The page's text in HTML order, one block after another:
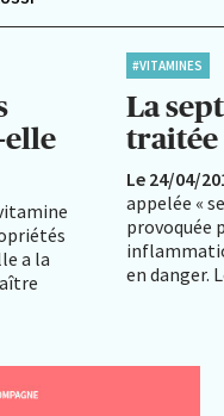
elle
a la
#VITAMINES
La
traitée
Le 24/04/
appelée «
provoquée
en danger.